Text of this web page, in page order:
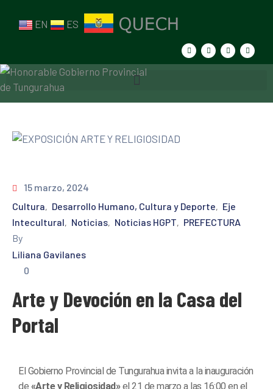
EN ES
15 marzo, 2024
Cultura‚ Desarrollo Humano, Cultura y Deporte‚ Eje
Intecultural‚ Noticias‚ Noticias HGPT‚ PREFECTURA
By
Liliana Gavilanes
0
Arte y Devoción en la Casa del
Portal
El Gobierno Provincial de Tungurahua invita a la inauguración
de «Arte y Religiosidad»el 21 de marzo a las 16:00 en el